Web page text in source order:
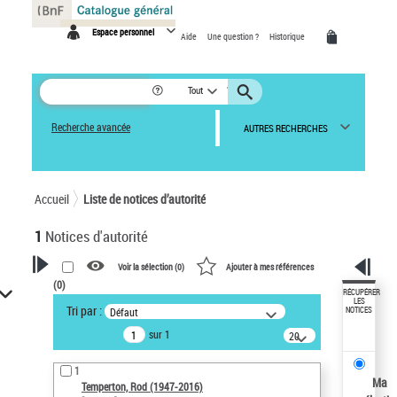
Espace personnel Aide Une question ? Historique
Tout
Recherche avancée AUTRES RECHERCHES
Accueil Liste de notices d’autorité
1 Notices d'autorité
VOTRE RECHERCHE
Recherche avancée dans les
notices d’autorité
Œuvres liées à l'auteur :
Temperton, Rod (1947-2016)
Voir la sélection (0) Ajouter à mes références
(0)
Tri par : Défaut
sur 1
20
résultats/page
1
Temperton, Rod (1947-2016)
RÉCUPÉRER
LES
NOTICES
Ma
Panneau de gestion des cookies